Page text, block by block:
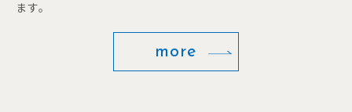
ます。
more